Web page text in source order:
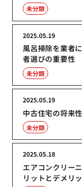
未分類
風呂掃除を業者
者選びの重要性
2025.05.19
未分類
中古住宅の将来
2025.05.19
未分類
エアコンクリー
リットとデメリ
2025.05.18